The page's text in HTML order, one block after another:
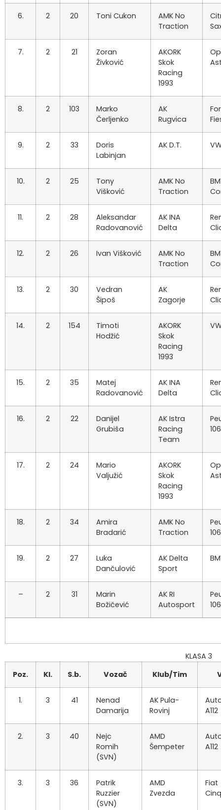
6. 2 20 Toni Cukon
AMK No
Traction
7. 2 21
Zoran
Živković
AKORK
Skok
Racing
1993
8. 2 103
Marko
Čerljenko
AK
Rugvica
9. 2 33
Doris
Labinjan
AK D.T.
10. 2 25
Tony
Višković
AMK No
Traction
11. 2 28
Aleksandar
Radovanović
AK INA
Delta
12. 2 26 Ivan Višković
AMK No
Traction
13. 2 30
Vedran
Šipoš
AK
Zagorje
14. 2 154
Timoti
Hodžić
AKORK
Skok
Racing
1993
15. 2 35
Matej
Radovanović
AK INA
Delta
16. 2 22
Danijel
Grubiša
AK Istra
Racing
Team
106
17. 2 24
Mario
Valjužić
AKORK
Skok
Racing
1993
18. 2 34
Amira
Bradarić
AMK No
Traction
106
19. 2 27
Luka
Dančulović
AK Delta
Sport
– 2 31
Marin
Božičević
AK RI
Autosport
KLASA 3
Poz.
Kl. S.b. Vozač Klub/Tim
1. 3 41
Nenad
Damarija
AK Pula-
Rovinj
A112
2. 3 40
Nejc
Romih
(SVN)
AMD
Šempeter
A112
3. 3 36
Patrik
Ruzzier
(SVN)
AMD
Zvezda
Fiat